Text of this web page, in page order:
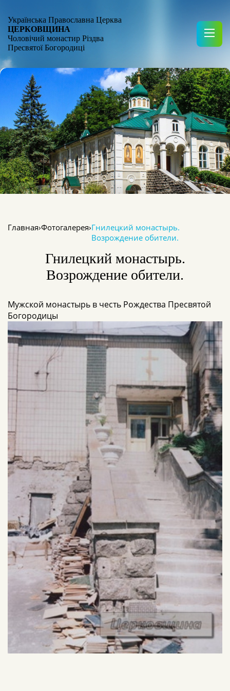
Українська Православна Церква
ЦЕРКОВЩИНА
Чоловічий монастир Різдва
Пресвятої Богородиці
Главная›Фотогалерея›Гнилецкий монастырь.
Возрождение обители.
Гнилецкий монастырь.
Возрождение обители.
Мужской монастырь в честь Рождества Пресвятой
Богородицы